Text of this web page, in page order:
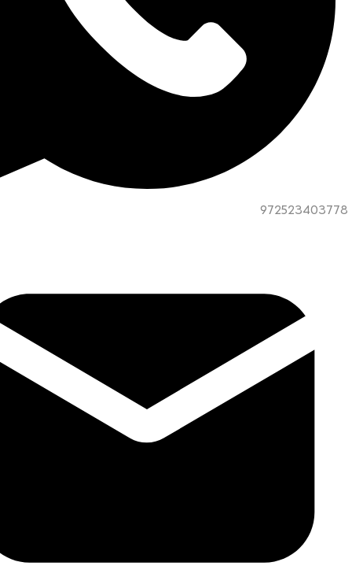
972523403778